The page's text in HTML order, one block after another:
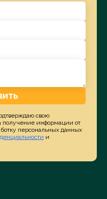
свою
получение информации от
персональных данных
и